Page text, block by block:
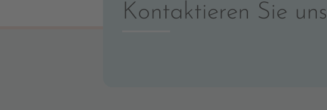
Kontaktieren Sie uns